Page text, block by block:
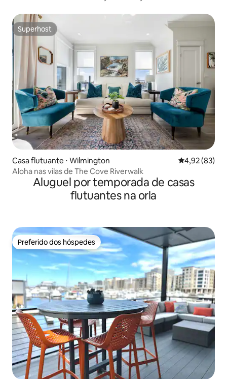
Superhost
Superhost
Casa flutuante ⋅ Wilmington 4,92 de uma
4,92 (83)
Aloha nas vilas de The Cove Riverwalk
Aluguel por temporada de casas
flutuantes na orla
Preferido dos hóspedes
Preferido dos hóspedes